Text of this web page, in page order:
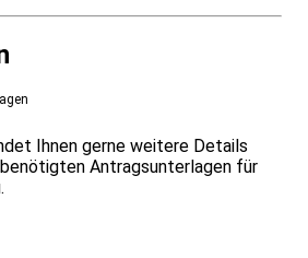
Ihnen gerne weitere Details
Antragsunterlagen für